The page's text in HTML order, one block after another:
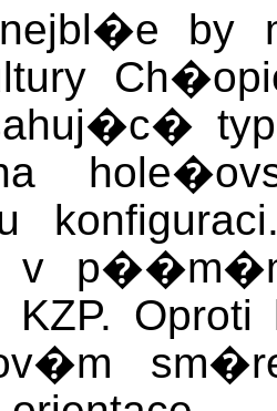
by
p��m�m
Oproti